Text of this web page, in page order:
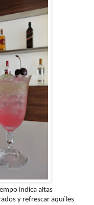
indica altas
y refrescar aquí les